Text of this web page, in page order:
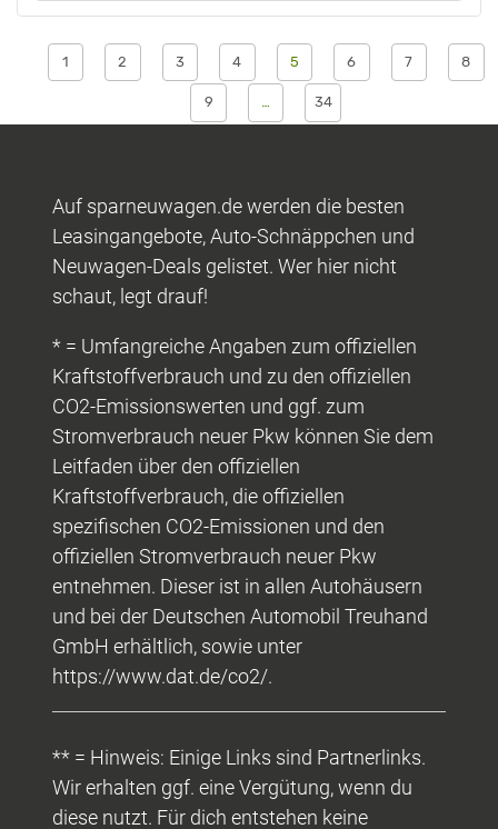
1 2 3 4 5 6 7 8
9 … 34
Auf sparneuwagen.de werden die besten
Leasingangebote, Auto-Schnäppchen und
Neuwagen-Deals gelistet. Wer hier nicht
schaut, legt drauf!
* = Umfangreiche Angaben zum offiziellen
Kraftstoffverbrauch und zu den offiziellen
CO2-Emissionswerten und ggf. zum
Stromverbrauch neuer Pkw können Sie dem
Leitfaden über den offiziellen
Kraftstoffverbrauch, die offiziellen
spezifischen CO2-Emissionen und den
offiziellen Stromverbrauch neuer Pkw
entnehmen. Dieser ist in allen Autohäusern
und bei der Deutschen Automobil Treuhand
GmbH erhältlich, sowie unter
https://www.dat.de/co2/.
** = Hinweis: Einige Links sind Partnerlinks.
Wir erhalten ggf. eine Vergütung, wenn du
diese nutzt. Für dich entstehen keine